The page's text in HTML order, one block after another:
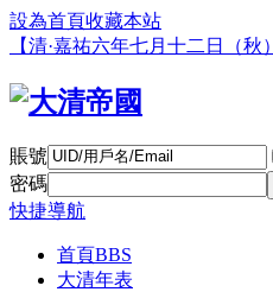
設為首頁收藏本站
【清·嘉祐六年七月十二日（秋）
賬號
密碼
快捷導航
首頁BBS
大清年表